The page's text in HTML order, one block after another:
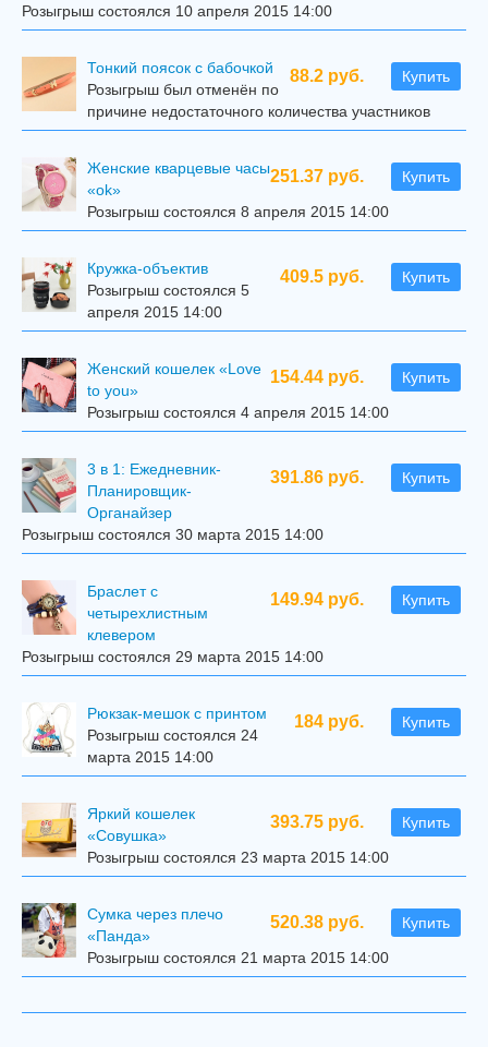
Розыгрыш состоялся 10 апреля 2015 14:00
88.2 руб. Купить
Тонкий поясок с бабочкой
Розыгрыш был отменён по
причине недостаточного количества участников
251.37 руб. Купить
Женские кварцевые часы
«ok»
Розыгрыш состоялся 8 апреля 2015 14:00
409.5 руб. Купить
Кружка-объектив
Розыгрыш состоялся 5
апреля 2015 14:00
154.44 руб. Купить
Женский кошелек «Love
to you»
Розыгрыш состоялся 4 апреля 2015 14:00
391.86 руб. Купить
3 в 1: Ежедневник-
Планировщик-
Органайзер
Розыгрыш состоялся 30 марта 2015 14:00
149.94 руб. Купить
Браслет с
четырехлистным
клевером
Розыгрыш состоялся 29 марта 2015 14:00
184 руб. Купить
Рюкзак-мешок с принтом
Розыгрыш состоялся 24
марта 2015 14:00
393.75 руб. Купить
Яркий кошелек
«Совушка»
Розыгрыш состоялся 23 марта 2015 14:00
520.38 руб. Купить
Сумка через плечо
«Панда»
Розыгрыш состоялся 21 марта 2015 14:00